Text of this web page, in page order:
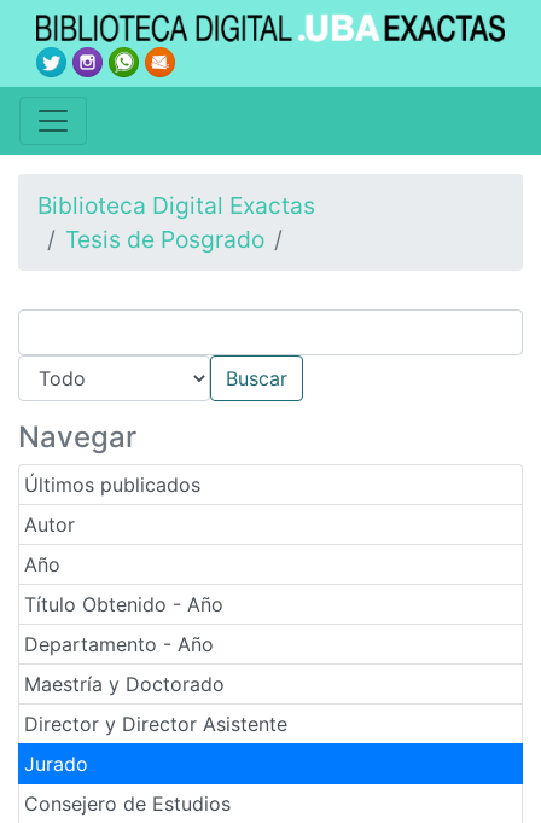
Biblioteca Digital Exactas
Tesis de Posgrado
Navegar
Últimos publicados
Autor
Año
Título Obtenido - Año
Departamento - Año
Maestría y Doctorado
Director y Director Asistente
Jurado
Consejero de Estudios